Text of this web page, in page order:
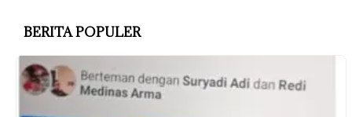
BERITA POPULER